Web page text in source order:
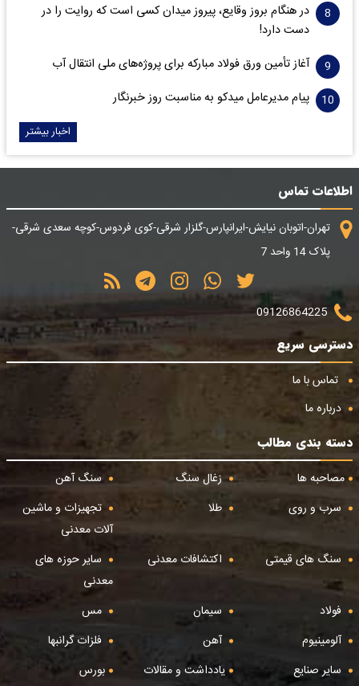
در هنگام بروز وقایع، پیروز میدان کسی است که روایت را در
دست دارد!
آغاز تأمین ورق فولاد مبارکه برای پروژه‌های ملی انتقال آب
پیام مدیرعامل میدکو به مناسبت روز خبرنگار
اخبار بیشتر
اطلاعات تماس
تهران-اتوبان نیایش-ایرانپارس-گلزار شرقی-کوی فردوس-کوچه سعدی شرقی-
پلاک 14 واحد 7
09126864225
دسترسی سریع
تماس با ما
درباره ما
دسته بندی مطالب
مصاحبه ها
زغال سنگ
سنگ آهن
سرب و روی
طلا
تجهیزات و ماشین
آلات معدنی
سنگ های قیمتی
اکتشافات معدنی
سایر حوزه های
معدنی
فولاد
سیمان
مس
آلومینیوم
آهن
فلزات گرانبها
سایر صنایع
یادداشت و مقالات بورس